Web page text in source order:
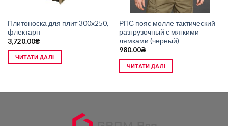
Плитоноска для плит 300х250,
флектарн
3,720.00₴
ЧИТАТИ ДАЛІ
РПС пояс молле тактический
разгрузочный с мягкими
лямками (черный)
980.00₴
ЧИТАТИ ДАЛІ